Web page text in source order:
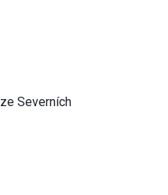
Severních